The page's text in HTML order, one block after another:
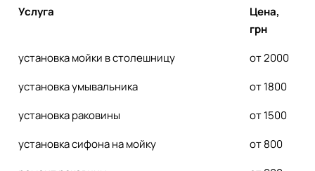
Услуга
Цена,
грн
установка мойки в столешницу
от 2000
установка умывальника
от 1800
установка раковины
от 1500
установка сифона на мойку
от 800